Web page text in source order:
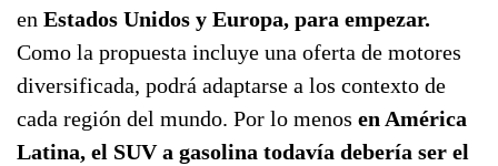
en Estados Unidos y Europa, para empezar.
Como la propuesta incluye una oferta de motores
diversificada, podrá adaptarse a los contexto de
cada región del mundo. Por lo menos en América
Latina, el SUV a gasolina todavía debería ser el